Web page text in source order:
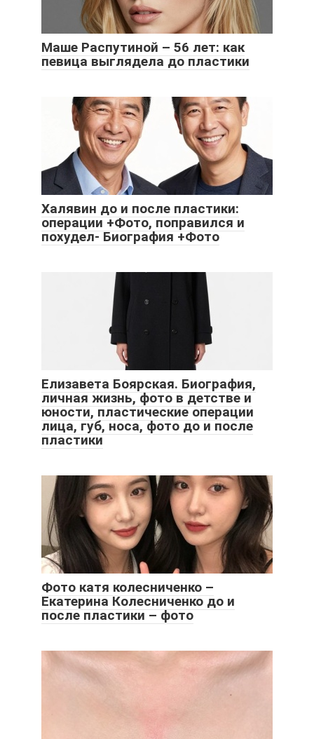
Маше Распутиной – 56 лет: как
певица выглядела до пластики
Халявин до и после пластики:
операции +Фото, поправился и
похудел- Биография +Фото
Елизавета Боярская. Биография,
личная жизнь, фото в детстве и
юности, пластические операции
лица, губ, носа, фото до и после
пластики
Фото катя колесниченко –
Екатерина Колесниченко до и
после пластики – фото